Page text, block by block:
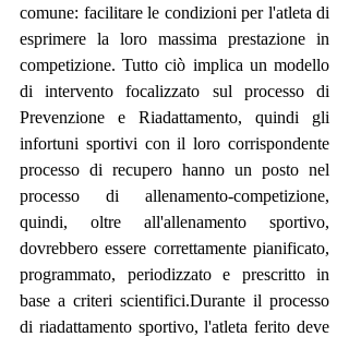
comune: facilitare le condizioni per l'atleta di
esprimere la loro massima prestazione in
competizione. Tutto ciò implica un modello
di intervento focalizzato sul processo di
Prevenzione e Riadattamento, quindi gli
infortuni sportivi con il loro corrispondente
processo di recupero hanno un posto nel
processo di allenamento-competizione,
quindi, oltre all'allenamento sportivo,
dovrebbero essere correttamente pianificato,
programmato, periodizzato e prescritto in
base a criteri scientifici.Durante il processo
di riadattamento sportivo, l'atleta ferito deve